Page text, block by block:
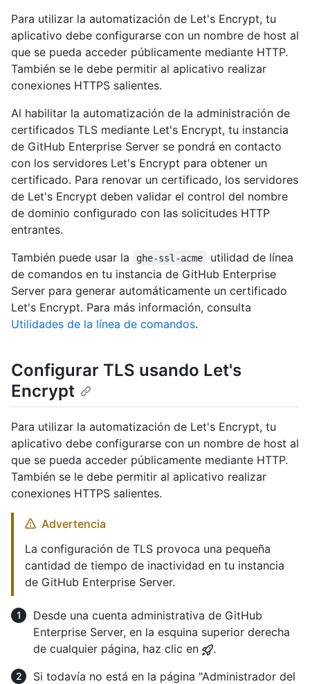
Para utilizar la automatización de Let's Encrypt, tu
aplicativo debe configurarse con un nombre de host al
que se pueda acceder públicamente mediante HTTP.
También se le debe permitir al aplicativo realizar
conexiones HTTPS salientes.
Al habilitar la automatización de la administración de
certificados TLS mediante Let's Encrypt, tu instancia
de GitHub Enterprise Server se pondrá en contacto
con los servidores Let's Encrypt para obtener un
certificado. Para renovar un certificado, los servidores
de Let's Encrypt deben validar el control del nombre
de dominio configurado con las solicitudes HTTP
entrantes.
También puede usar la
ghe-ssl-acme
utilidad de línea
de comandos en tu instancia de GitHub Enterprise
Server para generar automáticamente un certificado
Let's Encrypt. Para más información, consulta
Utilidades de la línea de comandos.
Configurar TLS usando Let's
Encrypt
Para utilizar la automatización de Let's Encrypt, tu
aplicativo debe configurarse con un nombre de host al
que se pueda acceder públicamente mediante HTTP.
También se le debe permitir al aplicativo realizar
conexiones HTTPS salientes.
Advertencia
La configuración de TLS provoca una pequeña
cantidad de tiempo de inactividad en tu instancia
de GitHub Enterprise Server.
Desde una cuenta administrativa de GitHub
Enterprise Server, en la esquina superior derecha
de cualquier página, haz clic en
.
Si todavía no está en la página "Administrador del